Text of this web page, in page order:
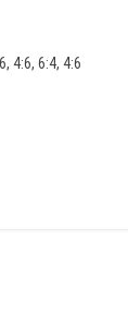
4:6, 6:4, 4:6